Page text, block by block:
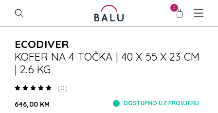
0
ECODIVER
KOFER NA 4 TOČKA | 40 X 55 X 23 CM
| 2.6 KG
(0)
646,00 KM
DOSTUPNO UZ PROVJERU